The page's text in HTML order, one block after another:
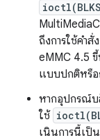
ถึงการใช้คำ
eMMC 4.5 ขึ้
แบบปกติหรือ
หากอุปกรณ์บ
ใช้
เนินการนี้เป็